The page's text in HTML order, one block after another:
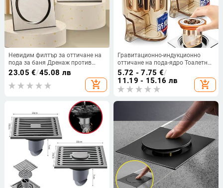
Невидим филтър за оттичане на
пода за баня Дренаж против
мирис Сифон за оттичане на душ
Цедка Аксесоари за баня
Квадратен подов сифон
23.05 €/45.08 лв
add_shopping_cart
Гравитационно-индукционно
оттичане на пода-ядро Тоалетна
Дезодорант против миризми Без
мирис Баня Тоалетна
канализация Душ канализация
за вана Кухня
5.72 - 7.75 €/
11.19 - 15.16 лв
add_shopping_cart